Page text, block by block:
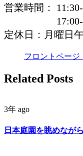
営業時間：
17:00-
定休日：月曜日
フロントページ
Related Posts
3年 ago
日本庭園を眺めなが